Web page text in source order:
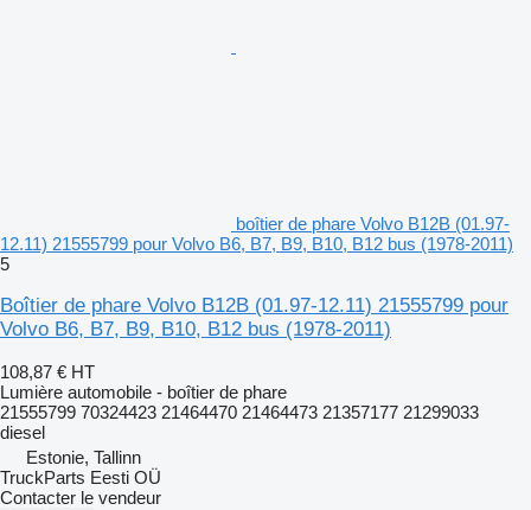
boîtier de phare Volvo B12B (01.97-
12.11) 21555799 pour Volvo B6, B7, B9, B10, B12 bus (1978-2011)
5
Boîtier de phare Volvo B12B (01.97-12.11) 21555799 pour
Volvo B6, B7, B9, B10, B12 bus (1978-2011)
108,87 € HT
Lumière automobile - boîtier de phare
21555799 70324423 21464470 21464473 21357177 21299033
diesel
Estonie, Tallinn
TruckParts Eesti OÜ
Contacter le vendeur